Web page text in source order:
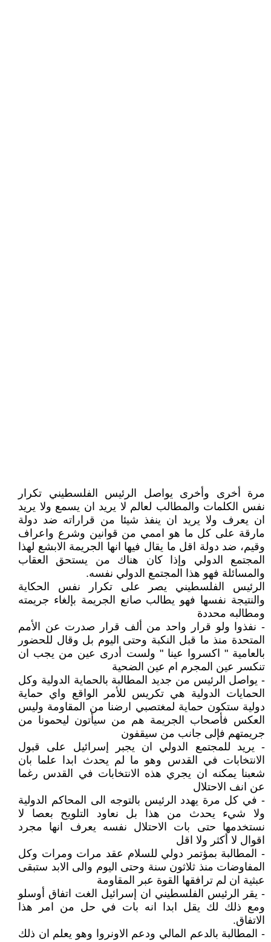
مرة أخرى وأخرى يواصل الرئيس الفلسطيني تكرار
نفس الكلمات والمطالب لعالم لا يريد ان يسمع ولا يريد
ان يعرف ولا يريد ان ينفذ شيئا من قراراته ضد دولة
مارقة على كل ما هو اممي من قوانين وشرع واعراف
وقيم، ضد دولة اقل ما يقال فيها انها الجريمة الابشع لهذا
المجتمع الدولي وإذا كان هناك من يستحق العقاب
والمسائلة فهو هذا المجتمع الدولي نفسه.
الرئيس الفلسطيني يصر على تكرار نفس الحكاية
والنتيجة نفسها فهو يطالب صانع الجريمة بإلغاء جريمته
ومطالبه محددة
- نفذوا ولو قرار واحد من ألف قرار صدرت عن الأمم
المتحدة منذ ما قبل النكبة وحتى اليوم بل وقال للحضور
بالعامية " اكسروا عينا " ولست أدرى عين من يجب ان
تنكسر عين المجرم ام عين الضحية
- يواصل الرئيس من جديد المطالبة بالحماية الدولية وكل
الحمايات الدولية هي تكريس للأمر الواقع واي حماية
دولية ستكون حماية لمغتصبي ارضنا من المقاومة وليس
العكس فأصحاب الجريمة هم من سيأتون ليحمونا من
جريمتهم فإلى جانب من سيقفون
- يريد للمجتمع الدولي ان يجبر إسرائيل على قبول
الانتخابات في القدس وهو ما لم يحدث ابدا علما بان
شعبنا يمكنه ان يجري هذه الانتخابات في القدس رغما
عن انف الاحتلال
- في كل مرة يهدد الرئيس بالتوجه الى المحاكم الدولية
ولا شيء يحدث من هذا بل نعاود التلويح بعصا لا
نستخدمها حتى بات الاحتلال نفسه يعرف انها مجرد
اقوال لا أكثر ولا اقل
- المطالبة بمؤتمر دولي للسلام عقد مرات ومرات وكل
المفاوضات منذ ثلاثون سنة وحتى اليوم والى الابد ستبقى
عبثية ان لم ترافقها القوة عبر المقاومة
- يقر الرئيس الفلسطيني ان إسرائيل الغت اتفاق أوسلو
ومع ذلك لك يقل ابدا انه بات في حل من امر هذا
الاتفاق.
- المطالبة بالدعم المالي ودعم الاونروا وهو يعلم ان ذلك